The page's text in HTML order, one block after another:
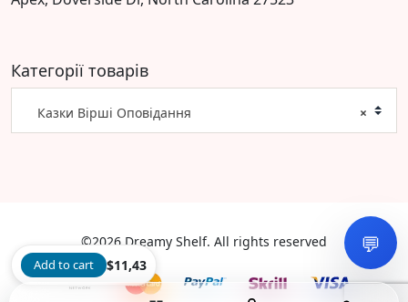
Категорії товарів
×
Казки Вірші Оповідання
©2026 Dreamy Shelf. All rights reserved 💬
Add to cart $11,43